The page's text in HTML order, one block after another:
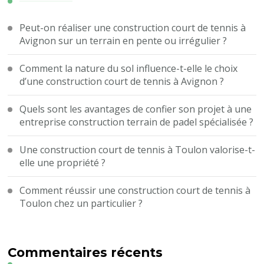
Peut-on réaliser une construction court de tennis à
Avignon sur un terrain en pente ou irrégulier ?
Comment la nature du sol influence-t-elle le choix
d’une construction court de tennis à Avignon ?
Quels sont les avantages de confier son projet à une
entreprise construction terrain de padel spécialisée ?
Une construction court de tennis à Toulon valorise-t-
elle une propriété ?
Comment réussir une construction court de tennis à
Toulon chez un particulier ?
Commentaires récents